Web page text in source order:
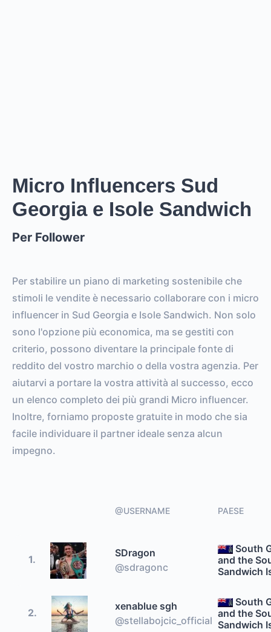
0
FOLLOWERS
0
Micro Influencers Sud
Georgia e Isole Sandwich
Per Follower
Per stabilire un piano di marketing sostenibile che
stimoli le vendite è necessario collaborare con i micro
influencer in Sud Georgia e Isole Sandwich. Non solo
sono l'opzione più economica, ma se gestiti con
criterio, possono diventare la principale fonte di
reddito del vostro marchio o della vostra agenzia. Per
aiutarvi a portare la vostra attività al successo, ecco
un elenco completo dei più grandi Micro influencer.
Inoltre, forniamo proposte gratuite in modo che sia
facile individuare il partner ideale senza alcun
impegno.
@USERNAME PAESE
1.
SDragon
@sdragonc
South
and the
Sandwich
2.
xenablue sgh
@stellabojcic_official
South
and the
Sandwich